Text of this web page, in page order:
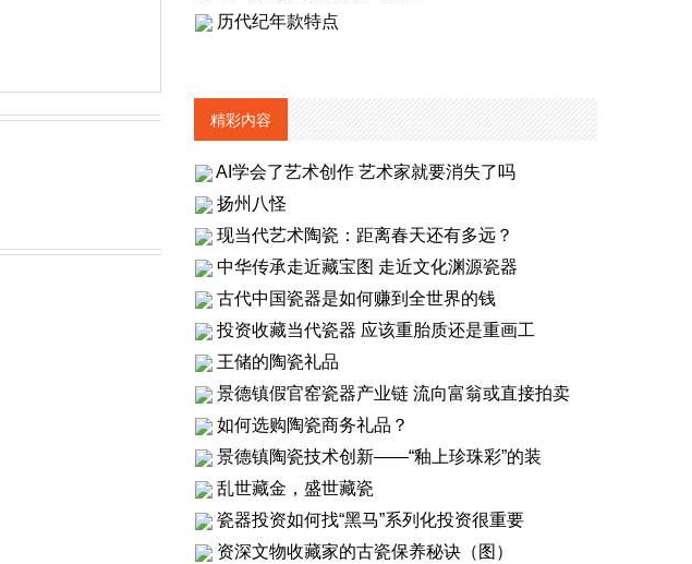
历代纪年款特点
精彩内容
AI学会了艺术创作 艺术家就要消失了吗
扬州八怪
现当代艺术陶瓷：距离春天还有多远？
中华传承走近藏宝图 走近文化渊源瓷器
古代中国瓷器是如何赚到全世界的钱
投资收藏当代瓷器 应该重胎质还是重画工
王储的陶瓷礼品
景德镇假官窑瓷器产业链 流向富翁或直接拍卖
如何选购陶瓷商务礼品？
景德镇陶瓷技术创新——“釉上珍珠彩”的装
乱世藏金，盛世藏瓷
瓷器投资如何找“黑马”系列化投资很重要
资深文物收藏家的古瓷保养秘诀（图）